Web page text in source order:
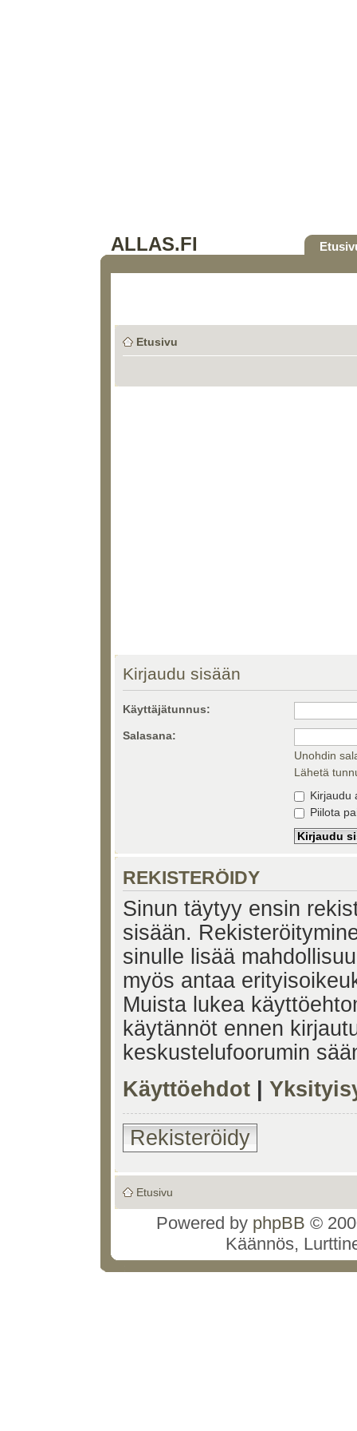
ALLAS.FI
Etusivu
Kirjaudu sisään
Käyttäjätunnus:
Salasana:
Unohdin
Lähetä
Kirjaudu
Piilota
REKISTERÖIDY
Sinun täytyy ensin
sisään.
sinulle lisää
myös antaa
Muista lukea
käytännöt ennen
keskustelufoorumin
Käyttöehdot
Rekisteröidy
Etusivu
Powered by phpBB ©
Käännös,